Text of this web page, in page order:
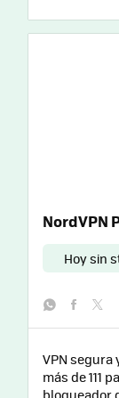
NordVPN
Hoy sin
VPN segura
más de 111
bloqueador